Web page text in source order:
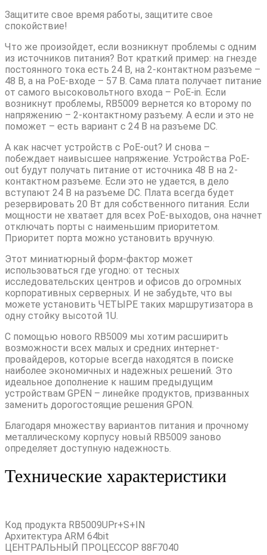
Защитите свое время работы, защитите свое
спокойствие!
Что же произойдет, если возникнут проблемы с одним
из источников питания? Вот краткий пример: на гнезде
постоянного тока есть 24 В, на 2-контактном разъеме –
48 В, а на PoE-входе – 57 В. Сама плата получает питание
от самого высоковольтного входа – PoE-in. Если
возникнут проблемы, RB5009 вернется ко второму по
напряжению – 2-контактному разъему. А если и это не
поможет – есть вариант с 24 В на разъеме DC.
А как насчет устройств с PoE-out? И снова –
побеждает наивысшее напряжение. Устройства PoE-
out будут получать питание от источника 48 В на 2-
контактном разъеме. Если это не удается, в дело
вступают 24 В на разъеме DC. Плата всегда будет
резервировать 20 Вт для собственного питания. Если
мощности не хватает для всех PoE-выходов, она начнет
отключать порты с наименьшим приоритетом.
Приоритет порта можно установить вручную.
Этот миниатюрный форм-фактор может
использоваться где угодно: от тесных
исследовательских центров и офисов до огромных
корпоративных серверных. И не забудьте, что вы
можете установить ЧЕТЫРЕ таких маршрутизатора в
одну стойку высотой 1U.
С помощью нового RB5009 мы хотим расширить
возможности всех малых и средних интернет-
провайдеров, которые всегда находятся в поиске
наиболее экономичных и надежных решений. Это
идеальное дополнение к нашим предыдущим
устройствам GPEN – линейке продуктов, призванных
заменить дорогостоящие решения GPON.
Благодаря множеству вариантов питания и прочному
металлическому корпусу новый RB5009 заново
определяет доступную надежность.
Технические характеристики
Код продукта RB5009UPr+S+IN
Архитектура ARM 64bit
ЦЕНТРАЛЬНЫЙ ПРОЦЕССОР 88F7040